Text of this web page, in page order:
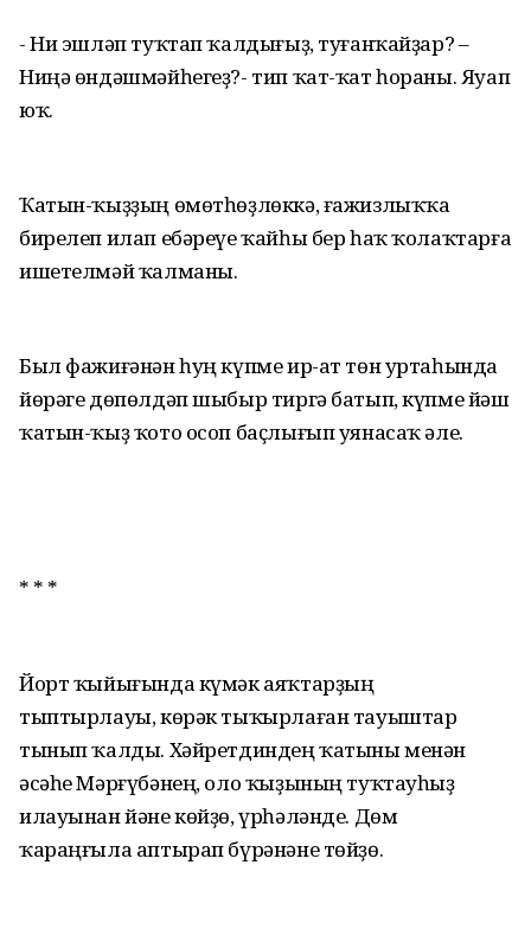
- Ни эшләп туҡтап ҡалдығыҙ, туғанҡайҙар? –
Ниңә өндәшмәйһегеҙ?- тип ҡат-ҡат һораны. Яуап
юҡ.
Ҡатын-ҡыҙҙың өмөтһөҙлөккә, ғажизлыҡҡа
бирелеп илап ебәреүе ҡайһы бер һаҡ ҡолаҡтарға
ишетелмәй ҡалманы.
Был фажиғәнән һуң күпме ир-ат төн уртаһында
йөрәге дөпөлдәп шыбыр тиргә батып, күпме йәш
ҡатын-ҡыҙ ҡото осоп баҫлығып уянасаҡ әле.
* * *
Йорт ҡыйығында күмәк аяҡтарҙың
тыптырлауы, көрәк тыҡырлаған тауыштар
тынып ҡалды. Хәйретдиндең ҡатыны менән
әсәһе Мәрғүбәнең, оло ҡыҙының туҡтауһыҙ
илауынан йәне көйҙө, үрһәләнде. Дөм
ҡараңғыла аптырап бүрәнәне төйҙө.